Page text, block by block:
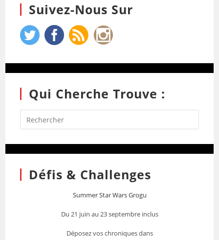
Suivez-Nous Sur
Qui Cherche Trouve :
Défis & Challenges
Summer Star Wars Grogu
Du 21 juin au 23 septembre inclus
Déposez vos chroniques dans